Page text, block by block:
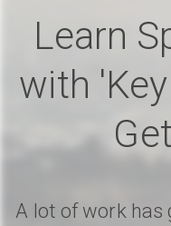
Learn
with
A lot of work has